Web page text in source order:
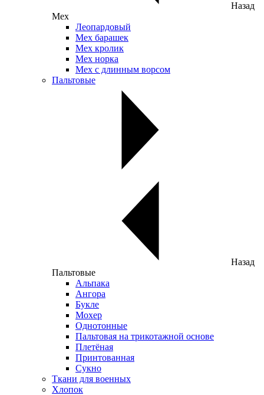
Назад
Мех
Леопардовый
Мех барашек
Мех кролик
Мех норка
Мех с длинным ворсом
Пальтовые
Назад
Пальтовые
Альпака
Ангора
Букле
Мохер
Однотонные
Пальтовая на трикотажной основе
Плетёная
Принтованная
Сукно
Ткани для военных
Хлопок